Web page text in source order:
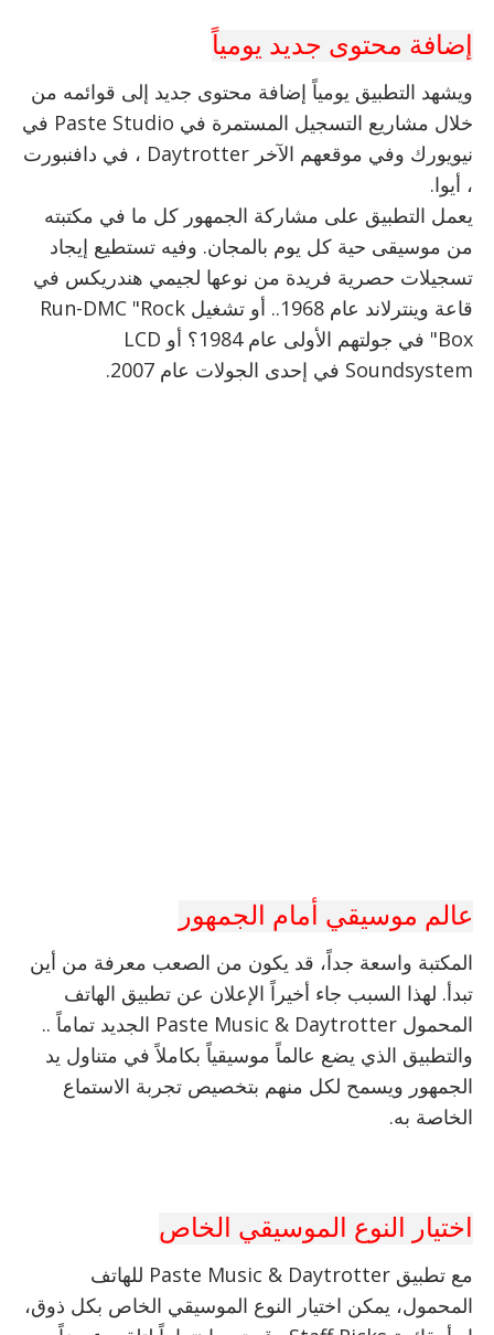
إضافة محتوى جديد يومياً
ويشهد التطبيق يومياً إضافة محتوى جديد إلى قوائمه من
خلال مشاريع التسجيل المستمرة في Paste Studio في
نيويورك وفي موقعهم الآخر Daytrotter ، في دافنبورت
، أيوا.
يعمل التطبيق على مشاركة الجمهور كل ما في مكتبته
من موسيقى حية كل يوم بالمجان. وفيه تستطيع إيجاد
تسجيلات حصرية فريدة من نوعها لجيمي هندريكس في
قاعة وينترلاند عام 1968.. أو تشغيل Run-DMC "Rock
Box" في جولتهم الأولى عام 1984؟ أو LCD
Soundsystem في إحدى الجولات عام 2007.
عالم موسيقي أمام الجمهور
المكتبة واسعة جداً، قد يكون من الصعب معرفة من أين
تبدأ. لهذا السبب جاء أخيراً الإعلان عن تطبيق الهاتف
المحمول
الجديد تماماً ..
والتطبيق الذي يضع عالماً موسيقياً بكاملاً في متناول يد
الجمهور ويسمح لكل منهم بتخصيص تجربة الاستماع
الخاصة به.
اختيار النوع الموسيقي الخاص
مع تطبيق Paste Music & Daytrotter للهاتف
المحمول، يمكن اختيار النوع الموسيقي الخاص بكل ذوق،